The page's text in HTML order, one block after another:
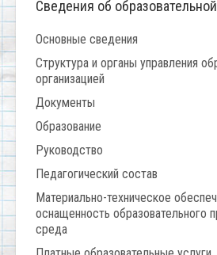
Сведения об
Основные сведения
Структура и органы управления
организацией
Документы
Образование
Руководство
Педагогический состав
Материально-техническое
оснащенность образовательного
среда